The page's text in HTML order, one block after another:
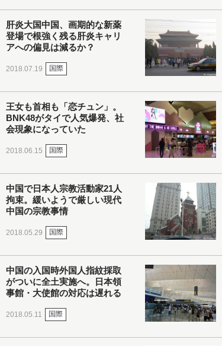
肝炎大国中国、画期的な新薬
登場で根強く残る肝炎キャリ
アへの偏見は減るか？
2018.07.19 国際
王女も首相も「恋チュン」。
BNK48がタイで人気爆発、社
会現象になっていた
2018.06.15 国際
中国で日本人宗教活動家21人
拘束。緩いようで厳しい現代
中国の宗教事情
2018.05.29 国際
中国の入国時外国人指紋採取
がついに全土実施へ。日本領
事館・大使館の対応は遅れる
2018.05.11 国際